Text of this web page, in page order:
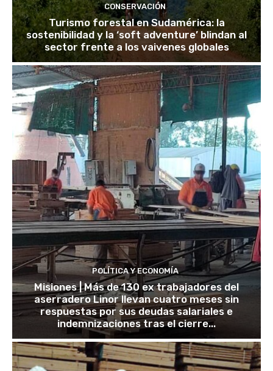
CONSERVACIÓN
Turismo forestal en Sudamérica: la
sostenibilidad y la ‘soft adventure’ blindan al
sector frente a los vaivenes globales
POLÍTICA Y ECONOMÍA
Misiones | Más de 130 ex trabajadores del
aserradero Linor llevan cuatro meses sin
respuestas por sus deudas salariales e
indemnizaciones tras el cierre...